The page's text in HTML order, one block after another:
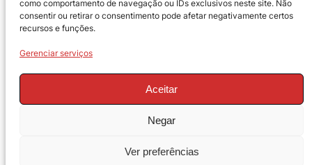
como comportamento de navegação ou IDs exclusivos neste site. Não
consentir ou retirar o consentimento pode afetar negativamente certos
recursos e funções.
Gerenciar serviços
Aceitar
Negar
Ver preferências
Política de Reembolso
18.269.230/0001-16. Todos os direitos